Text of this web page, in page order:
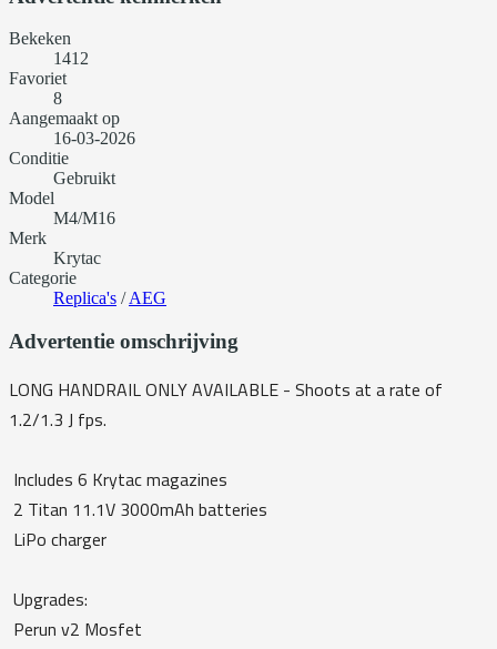
Bekeken
1412
Favoriet
8
Aangemaakt op
16-03-2026
Conditie
Gebruikt
Model
M4/M16
Merk
Krytac
Categorie
Replica's /AEG
Advertentie omschrijving
LONG HANDRAIL ONLY AVAILABLE - Shoots at a rate of
1.2/1.3 J fps.
Includes 6 Krytac magazines
2 Titan 11.1V 3000mAh batteries
LiPo charger
Upgrades:
Perun v2 Mosfet